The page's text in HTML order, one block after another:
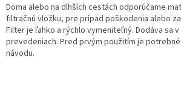
Doma alebo na dlhších cestách odporúčame
filtračnú vložku, pre prípad poškodenia alebo
Filter je ľahko a rýchlo vymeniteľný. Dodáva sa
prevedeniach. Pred prvým použitím je
návodu.